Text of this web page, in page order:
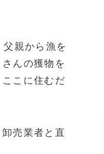
父親から漁を
んの獲物を
こに住むだ
売業者と直